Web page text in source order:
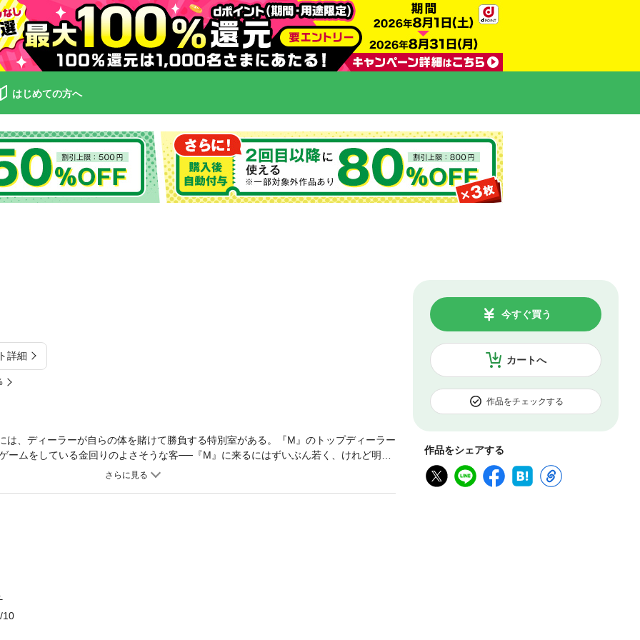
はじめての方へ
詳細 カートへ
今すぐ買う
作品をチェックする
作品をシェアする
は、ディーラーが自らの体を賭けて勝負する特別室がある。『M』のトップディーラー
ームをしている金回りのよさそうな客──『M』に来るにはずいぶん若く、けれど明ら
──を特別室へと誘う。ルールを聞いた男は、選りすぐりの美女ディーラーには目もく
10